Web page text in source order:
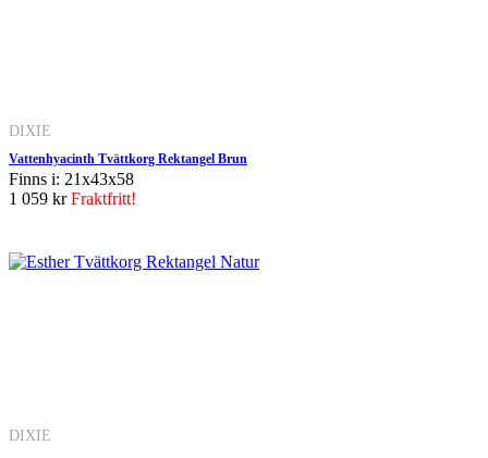
DIXIE
Vattenhyacinth Tvättkorg Rektangel Brun
Finns i: 21x43x58
1 059 krFraktfritt!
DIXIE